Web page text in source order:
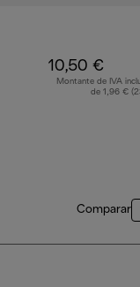
10,50 €
Montante de IVA
de 1,96 €
Comparar